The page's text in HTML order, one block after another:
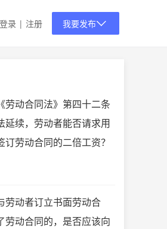
登录 | 注册 我要发布
劳动合同法》第四十二条
延续，劳动者能否请求用
劳动合同的二倍工资？
劳动者订立书面劳动合
劳动合同的，是否应该向